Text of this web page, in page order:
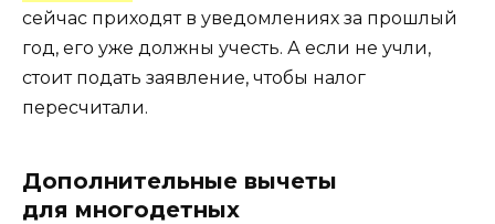
сейчас приходят в уведомлениях за прошлый
год, его уже должны учесть. А если не учли,
стоит подать заявление, чтобы налог
пересчитали.
Дополнительные вычеты
для многодетных